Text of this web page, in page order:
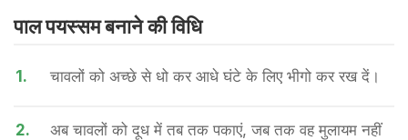
पाल पयस्सम बनाने की वि​धि
1. चावलों को अच्छे से धो कर आधे घंटे के लिए भीगो कर रख दें।
2.
अब चावलों को दूध में तब तक पकाएं, जब तक वह मुलायम नहीं